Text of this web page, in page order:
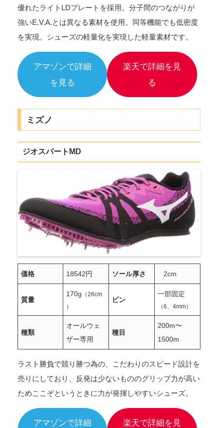
優れたライトLDプレートを採用。分子間のつながりが
強いE.V.A.とは異なる素材を使用。同等機能でも低密度
を実現。シューズの軽量化を実現した軽量素材です。
アマゾンで詳細
を見る
楽天で詳細を見
る
ミズノ
ジオスパートMD
価格 18542円 ソール厚さ 2cm
質量
170g （26cm
）
ピン
一部固定
（6、4mm）
種類
オールウェ
ザー専用
種目
200m〜
1500m
ラスト勝負で競り勝つ為の、こだわりのスピード設計を
売りにしており、反発は少ないもののグリップ力が高い
ためここぞというときに力が発揮しやすいシューズ。
アマゾンで詳細
楽天で詳細を見